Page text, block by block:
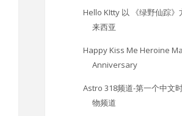
Hello KItty 以 《绿野仙踪》
来西亚
Happy Kiss Me Heroine
Anniversary
Astro 318频道-第一个中文
物频道